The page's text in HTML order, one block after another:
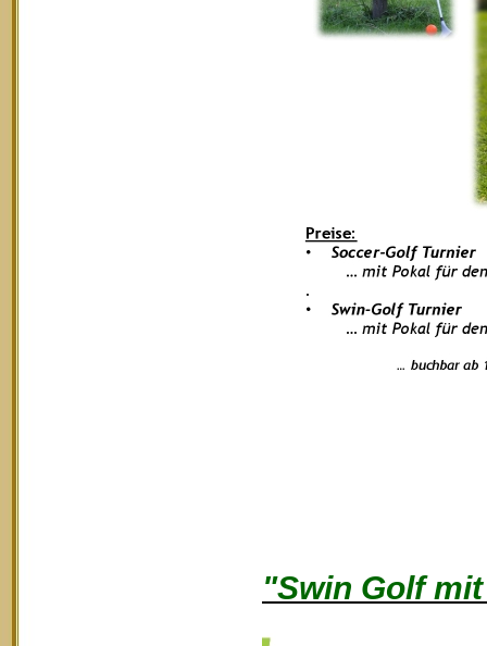
"Swin Golf